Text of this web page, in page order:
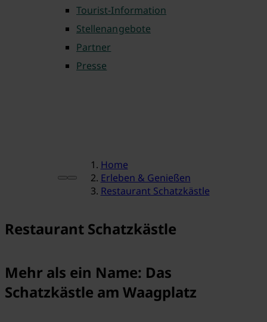
Tourist-Information
Stellenangebote
Partner
Presse
Home
Erleben & Genießen
Restaurant Schatzkästle
Restaurant Schatzkästle
Mehr als ein Name: Das
Schatzkästle am Waagplatz